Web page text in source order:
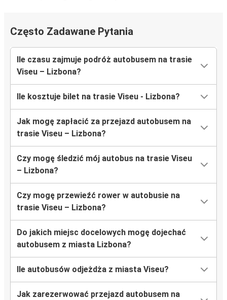
Często Zadawane Pytania
Ile czasu zajmuje podróż autobusem na trasie
Viseu – Lizbona?
Ile kosztuje bilet na trasie Viseu - Lizbona?
Jak mogę zapłacić za przejazd autobusem na
trasie Viseu – Lizbona?
Czy mogę śledzić mój autobus na trasie Viseu
– Lizbona?
Czy mogę przewieźć rower w autobusie na
trasie Viseu – Lizbona?
Do jakich miejsc docelowych mogę dojechać
autobusem z miasta Lizbona?
Ile autobusów odjeżdża z miasta Viseu?
Jak zarezerwować przejazd autobusem na